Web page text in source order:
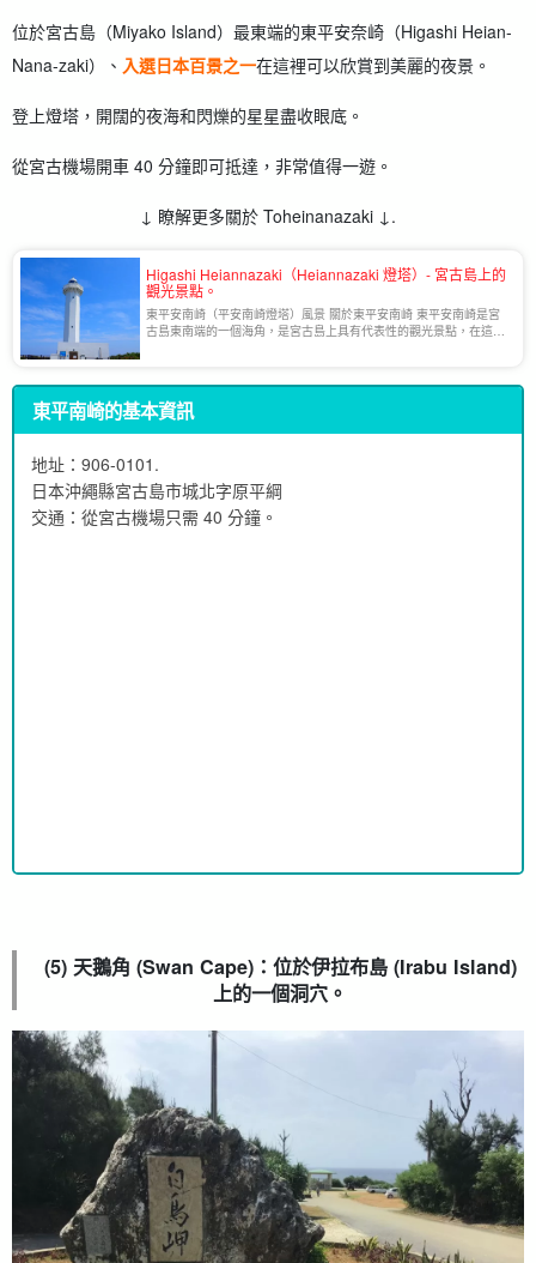
位於宮古島（Miyako Island）最東端的東平安奈崎（Higashi Heian-
Nana-zaki）、 入選日本百景之一在這裡可以欣賞到美麗的夜景。
登上燈塔，開闊的夜海和閃爍的星星盡收眼底。
從宮古機場開車 40 分鐘即可抵達，非常值得一遊。
↓ 瞭解更多關於 Toheinanazaki ↓.
Higashi Heiannazaki（Heiannazaki 燈塔）- 宮古島上的
觀光景點。
東平安南崎（平安南崎燈塔）風景 關於東平安南崎 東平安南崎是宮
古島東南端的一個海角，是宮古島上具有代表性的觀光景點，在這裡
東平南崎的基本資訊
地址： 906-0101.
日本沖繩縣宮古島市城北字原平綱
交通：從宮古機場只需 40 分鐘。
(5) 天鵝角 (Swan Cape)：位於伊拉布島 (Irabu Island)
上的一個洞穴。